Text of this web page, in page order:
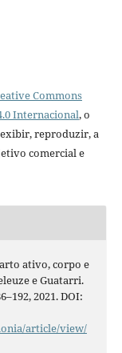
Commons
Internacional, o
reproduzir, a
comercial e
ativo, corpo e
e Guatarri.
2021. DOI:
article/view/